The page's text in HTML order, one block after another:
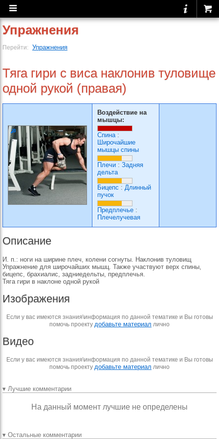
Упражнения
Перейти: Упражнения
Тяга гири с виса наклонив туловище
одной рукой (правая)
Воздействие на
мышцы:
Спина:
Широчайшие
мышцы спины
Плечи : Задняя
дельта
Бицепс : Длинный
пучок
Предплечье :
Плечелучевая
Описание
И. п.: ноги на ширине плеч, колени согнуты. Наклонив туловищ
Упражнение для широчайших мышц. Также участвуют верх спины,
бицепс, брахиалис, задниедельты, предплечья.
Тяга гири в наклоне одной рукой
Изображения
Если у вас имеются знания\информация по данной тематике и Вы готовы
помочь проекту добавьте материал лично
Видео
Если у вас имеются знания\информация по данной тематике и Вы готовы
помочь проекту добавьте материал лично
▾ Лучшие комментарии
На данный момент лучшие не определены
▾ Остальные комментарии